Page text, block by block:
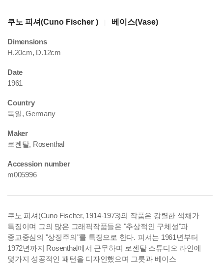
쿠노 피셔(Cuno Fischer ) 베이스(Vase)
Dimensions
H.20cm, D.12cm
Date
1961
Country
독일, Germany
Maker
로젠탈, Rosenthal
Accession number
m005996
쿠노 피셔(Cuno Fischer, 1914-1973)의 작품은 강렬한 색채가
특징이며 그의 많은 그래픽작품들은 "추상적인 구체성"과
종교중심의 "상징주의"를 특징으로 한다. 피셔는 1961년부터
1972년까지 Rosenthal에서 근무하며 로젠탈 스튜디오 라인에
몇가지 성공적인 패턴을 디자인했으며 그릇과 베이스